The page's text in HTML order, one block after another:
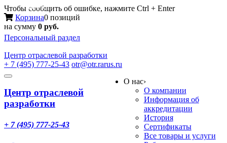
Чтобы сообщить об ошибке, нажмите Ctrl + Enter
Корзина0 позиций
на сумму 0 руб.
Персональный раздел
Центр отраслевой разработки
+ 7 (495) 777-25-43 otr@otr.rarus.ru
Toggle
Меню
Центр отраслевой
разработки
+ 7 (495) 777-25-43
О нас›
О компании
Информация об
аккредитации
История
Сертификаты
Все товары и услуги